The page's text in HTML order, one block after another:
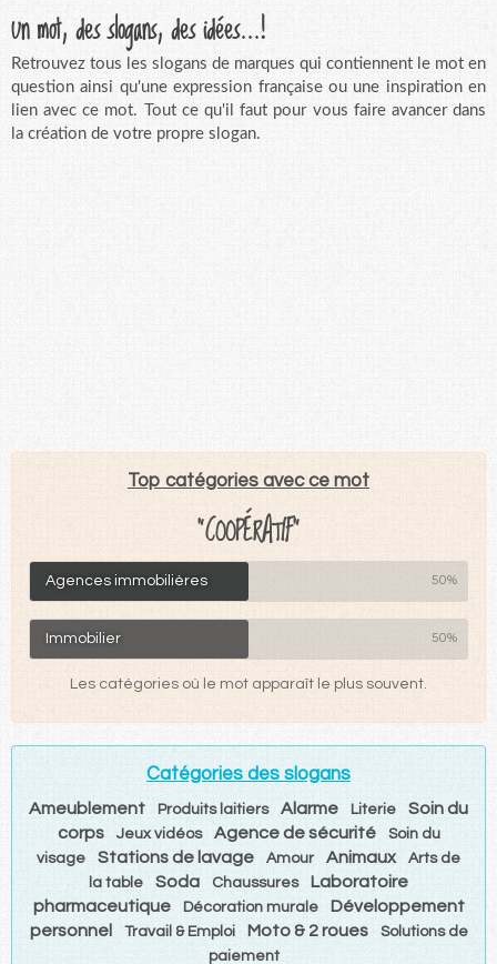
Un mot, des slogans, des idées...!
Retrouvez tous les slogans de marques qui contiennent le mot en
question ainsi qu'une expression française ou une inspiration en
lien avec ce mot. Tout ce qu'il faut pour vous faire avancer dans
la création de votre propre slogan.
Top catégories avec ce mot
"COOPÉRATIF"
Agences immobilières 50%
Immobilier 50%
Les catégories où le mot apparaît le plus souvent.
Catégories des slogans
Ameublement Produits laitiers Alarme Literie
Soin du
corps
Jeux vidéos Agence de sécurité
Soin du
visage
Stations de lavage Amour Animaux
Arts de
la table
Soda Chaussures
Laboratoire
pharmaceutique
Décoration murale
Développement
personnel
Travail & Emploi Moto & 2 roues
Solutions de
paiement